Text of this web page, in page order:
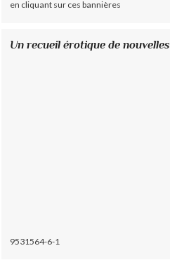
en cliquant sur ces bannières
Un recueil érotique de nouvelles
9531564-6-1